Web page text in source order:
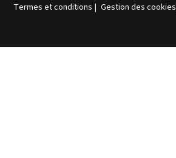
Termes et conditions | Gestion des cookies